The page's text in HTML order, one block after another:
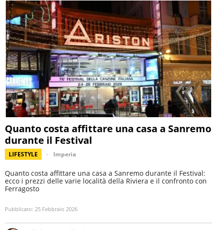
Quanto costa affittare una casa a Sanremo
durante il Festival
LIFESTYLE Imperia
Quanto costa affittare una casa a Sanremo durante il Festival:
ecco i prezzi delle varie località della Riviera e il confronto con
Ferragosto
Pubblicato: 25 Febbraio 2026